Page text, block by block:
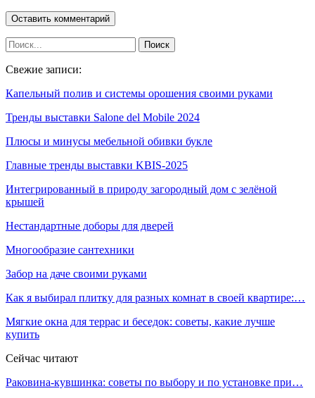
Свежие записи:
Капельный полив и системы орошения своими руками
Тренды выставки Salone del Mobile 2024
Плюсы и минусы мебельной обивки букле
Главные тренды выставки KBIS-2025
Интегрированный в природу загородный дом с зелёной
крышей
Нестандартные доборы для дверей
Многообразие сантехники
Забор на даче своими руками
Как я выбирал плитку для разных комнат в своей квартире:…
Мягкие окна для террас и беседок: советы, какие лучше
купить
Сейчас читают
Раковина-кувшинка: советы по выбору и по установке при…